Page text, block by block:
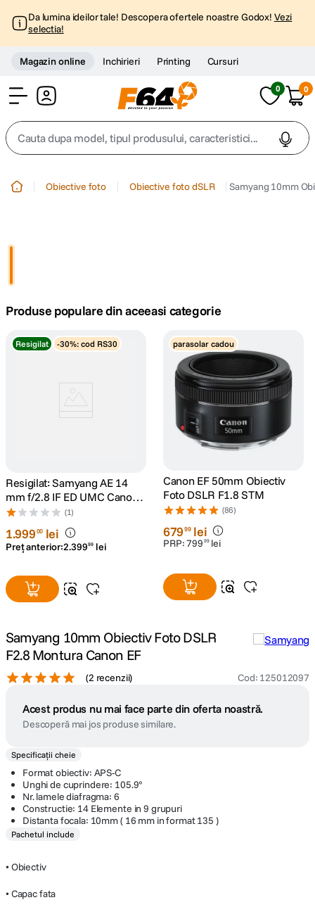
Da lumina ideilor tale! Descopera ofertele noastre Godox! Vezi
selectia!
Magazin online Inchirieri Printing Cursuri
0 0
Cauta dupa model, tipul produsului, caracteristici...
4. peak design
5. canon sx740 hs
9. dji osmo
10 . insta 360
Obiective foto Obiective foto dSLR Samyang 10mm
Produse populare din aceeasi categorie
Resigilat -30%: cod RS30
Resigilat: Samyang AE 14
mm f/2.8 IF ED UMC Canon
AE - RS125022341-2
(1)
1.99900 lei
Preț anterior:2.39999 lei
parasolar cadou
Canon EF 50mm Obiectiv
Foto DSLR F1.8 STM
(86)
67999 lei
PRP:799 99 lei
Samyang 10mm Obiectiv Foto DSLR
F2.8 Montura Canon EF
(2 recenzii) Cod: 125012097
Acest produs nu mai face parte din oferta noastră.
Descoperă mai jos produse similare.
Specificații cheie
Format obiectiv: APS-C
Unghi de cuprindere: 105.9°
Nr. lamele diafragma: 6
Constructie: 14 Elemente in 9 grupuri
Distanta focala: 10mm ( 16 mm in format 135 )
Pachetul include
• Obiectiv
• Capac fata